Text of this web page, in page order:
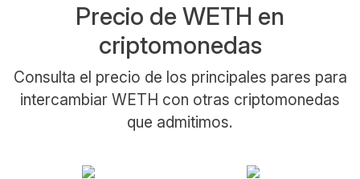
Precio de WETH en
criptomonedas
Consulta el precio de los principales pares para
intercambiar WETH con otras criptomonedas
que admitimos.